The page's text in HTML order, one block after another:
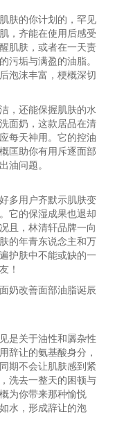
肤的你计划的，罕见
，齐能在使用后感受
肌肤，或者在一天责
污垢与满盈的油脂。
泡沫丰富，梗概深切
，还能保握肌肤的水
面奶，这款居品在清
每天神用。它的控油
匡助你有用斥逐面部
油问题。
多用户齐默示肌肤变
它的保湿成果也退却
且，林清轩品牌一向
的年青东说念主和万
护肤中不能或缺的一
！
奶改善面部油脂诞辰
是关于油性和羼杂性
辞让的氨基酸身分，
期不会让肌肤感到紧
洗去一整天的困顿与
为你带来那种愉悦
水，形成辞让的泡